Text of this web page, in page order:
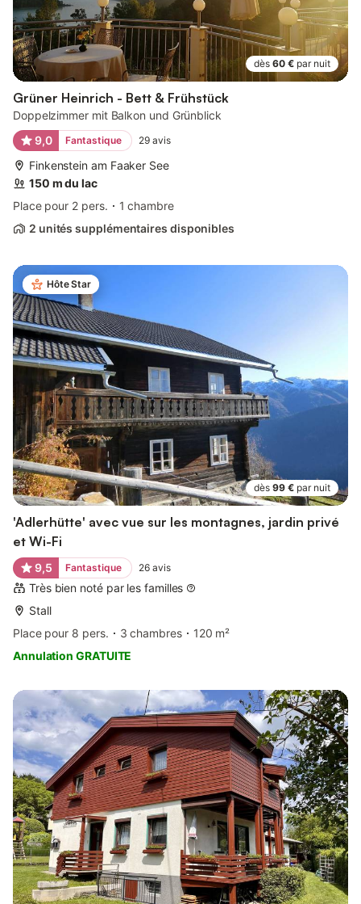
dès 60 € par nuit
Grüner Heinrich - Bett & Frühstück
Doppelzimmer mit Balkon und Grünblick
9,0
Fantastique 29 avis
Finkenstein am Faaker See
150 m du lac
Place pour 2 pers.
1 chambre
2 unités supplémentaires disponibles
Hôte Star
dès 99 € par nuit
'Adlerhütte' avec vue sur les montagnes, jardin privé
et Wi-Fi
9,5 Fantastique 26 avis
Très bien noté par les familles
Stall
Place pour 8 pers.
3 chambres
120 m²
Annulation GRATUITE